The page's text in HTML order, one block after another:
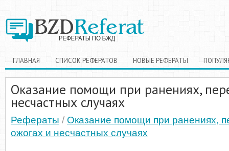
ГЛАВНАЯ СПИСОК РЕФЕРАТОВ НОВЫЕ РЕФЕРАТЫ
Оказание помощи при ранениях,
несчастных случаях
Рефераты / Оказание помощи при ранениях,
ожогах и несчастных случаях